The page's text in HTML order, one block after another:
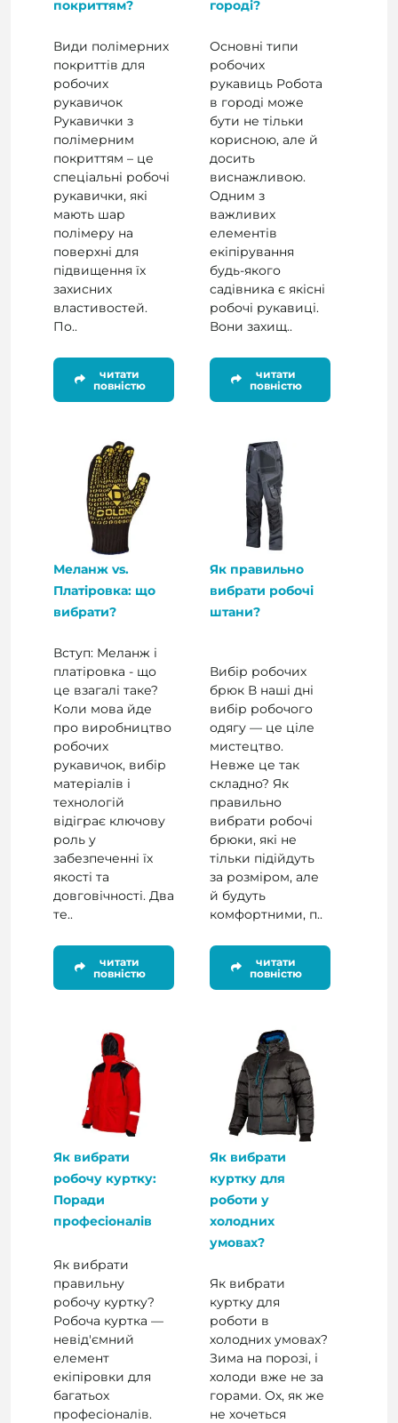
покриттям?
Види полімерних
покриттів для
робочих
рукавичок
Рукавички з
полімерним
покриттям – це
спеціальні робочі
рукавички, які
мають шар
полімеру на
поверхні для
підвищення їх
захисних
властивостей.
По..
читати
повністю
городі?
Основні типи
робочих
рукавиць Робота
в городі може
бути не тільки
корисною, але й
досить
виснажливою.
Одним з
важливих
елементів
екіпірування
будь-якого
садівника є якісні
робочі рукавиці.
Вони захищ..
читати
повністю
Меланж vs.
Платіровка: що
вибрати?
Вступ: Меланж і
платіровка - що
це взагалі таке?
Коли мова йде
про виробництво
робочих
рукавичок, вибір
матеріалів і
технологій
відіграє ключову
роль у
забезпеченні їх
якості та
довговічності. Два
те..
читати
повністю
Як правильно
вибрати робочі
штани?
Вибір робочих
брюк В наші дні
вибір робочого
одягу — це ціле
мистецтво.
Невже це так
складно? Як
правильно
вибрати робочі
брюки, які не
тільки підійдуть
за розміром, але
й будуть
комфортними, п..
читати
повністю
Як вибрати
робочу куртку:
Поради
професіоналів
Як вибрати
правильну
робочу куртку?
Робоча куртка —
невід'ємний
елемент
екіпіровки для
багатьох
професіоналів.
Як вибрати
куртку для
роботи у
холодних
умовах?
Як вибрати
куртку для
роботи в
холодних умовах?
Зима на порозі, і
холоди вже не за
горами. Ох, як же
не хочеться